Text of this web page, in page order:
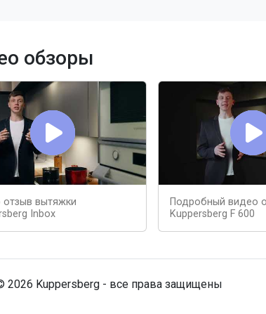
обзоры
отзыв вытяжки
Inbox
Подробный видео
Kuppersberg F 600
2026 Kuppersberg - все права защищены